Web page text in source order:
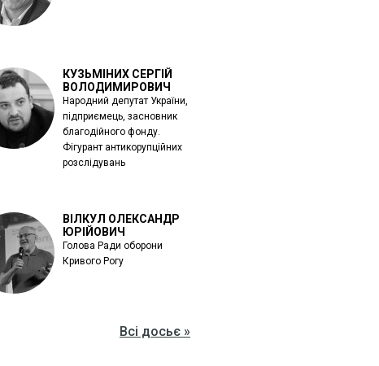
КУЗЬМІНИХ СЕРГІЙ
ВОЛОДИМИРОВИЧ
Народний депутат України,
підприємець, засновник
благодійного фонду.
Фігурант антикорупційних
розслідувань
ВІЛКУЛ ОЛЕКСАНДР
ЮРІЙОВИЧ
Голова Ради оборони
Кривого Рогу
Всі досьє »